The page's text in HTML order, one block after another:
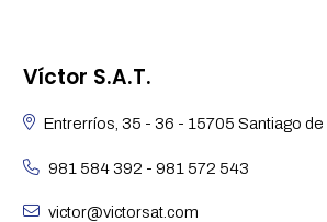
Víctor S.A.T.
Entrerríos, 35 - 36 - 15705 Santiago
981 584 392 - 981 572 543
victor@victorsat.com